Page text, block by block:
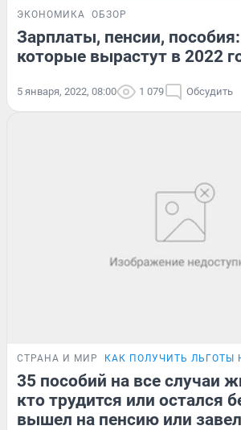
ЭКОНОМИКА ОБЗОР
Зарплаты, пенсии,
которые вырастут в 2022
5 января, 2022, 08:00 1 079 Обсудить
СТРАНА И МИР КАК ПОЛУЧИТЬ ЛЬГОТЫ
35 пособий на все случаи
кто трудится или остался
вышел на пенсию или